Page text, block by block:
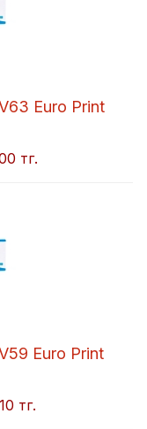
Euro Print
тг.
Euro Print
тг.